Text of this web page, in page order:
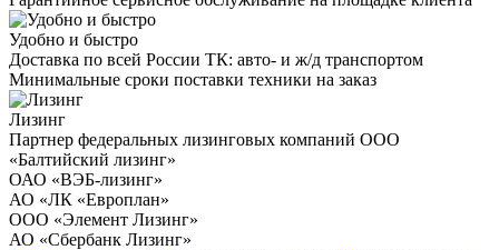
Удобно и быстро
Доставка по всей России ТК: авто- и ж/д транспортом
Минимальные сроки поставки техники на заказ
Лизинг
Партнер федеральных лизинговых компаний ООО
«Балтийский лизинг»
ОАО «ВЭБ-лизинг»
АО «ЛК «Европлан»
ООО «Элемент Лизинг»
АО «Сбербанк Лизинг»